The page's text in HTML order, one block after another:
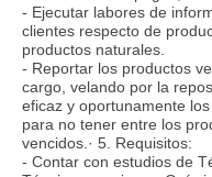
- Ejecutar labores de
clientes respecto de
productos naturales.
- Reportar los productos
cargo, velando por la
eficaz y oportunamente
para no tener entre los
vencidos.· 5. Requisitos:
- Contar con estudios de